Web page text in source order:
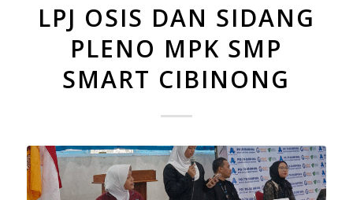
LPJ OSIS DAN SIDANG
PLENO MPK SMP
SMART CIBINONG